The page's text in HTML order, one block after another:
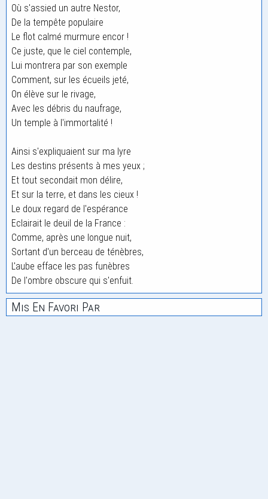
Où s'assied un autre Nestor,
De la tempête populaire
Le flot calmé murmure encor !
Ce juste, que le ciel contemple,
Lui montrera par son exemple
Comment, sur les écueils jeté,
On élève sur le rivage,
Avec les débris du naufrage,
Un temple à l'immortalité !
Ainsi s'expliquaient sur ma lyre
Les destins présents à mes yeux ;
Et tout secondait mon délire,
Et sur la terre, et dans les cieux !
Le doux regard de l'espérance
Eclairait le deuil de la France :
Comme, après une longue nuit,
Sortant d'un berceau de ténèbres,
L'aube efface les pas funèbres
De l'ombre obscure qui s'enfuit.
Mis En Favori Par